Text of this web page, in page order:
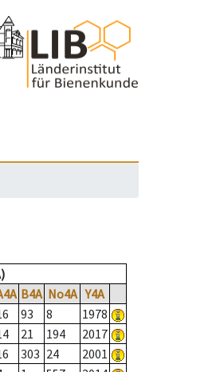
B4A No4A Y4A
93 8
1978
21 194
2017
303 24
2001